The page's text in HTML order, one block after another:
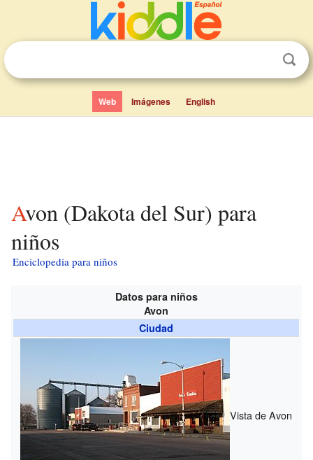
Web Imágenes English
Avon (Dakota del Sur) para
niños
Enciclopedia para niños
Datos para niños
Avon
Ciudad
Vista de Avon